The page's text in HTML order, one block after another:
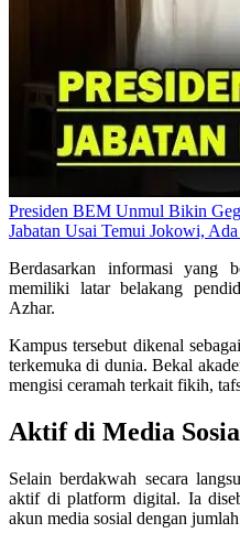
Presiden BEM Unmul Bikin
Jabatan Usai Temui Jokowi,
Berdasarkan informasi yang
memiliki latar belakang
Azhar.
Kampus tersebut dikenal
terkemuka di dunia. Bekal
mengisi ceramah terkait fikih,
Aktif di Media
Selain berdakwah secara
aktif di platform digital. Ia
akun media sosial dengan